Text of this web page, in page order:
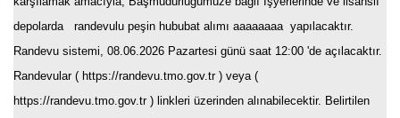
depolarda randevulu peşin hububat alımı aaaaaaaa yapılacaktır.
Randevu sistemi, 08.06.2026 Pazartesi günü saat 12:00 'de açılacaktır.
Randevular ( https://randevu.tmo.gov.tr ) veya (
https://randevu.tmo.gov.tr ) linkleri üzerinden alınabilecektir. Belirtilen